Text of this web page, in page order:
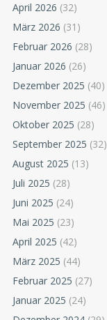
April 2026 (32)
März 2026 (31)
Februar 2026 (28)
Januar 2026 (26)
Dezember 2025 (40)
November 2025 (46)
Oktober 2025 (28)
September 2025 (32)
August 2025 (13)
Juli 2025 (28)
Juni 2025 (24)
Mai 2025 (23)
April 2025 (42)
März 2025 (44)
Februar 2025 (27)
Januar 2025 (24)